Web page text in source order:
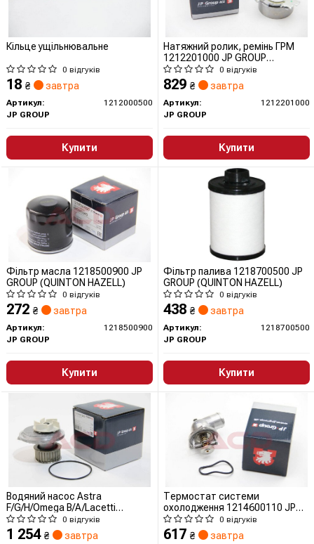
Кільце ущільнювальне
0 відгуків
18 ₴ завтра
Артикул:
1212000500
JP GROUP
Купити
Натяжний ролик, ремінь ГРМ
1212201000 JP GROUP
(QUINTON HAZELL)
0 відгуків
829 ₴ завтра
Артикул:
1212201000
JP GROUP
Купити
Фільтр масла 1218500900 JP
GROUP (QUINTON HAZELL)
0 відгуків
272 ₴ завтра
Артикул:
1218500900
JP GROUP
Купити
Фільтр палива 1218700500 JP
GROUP (QUINTON HAZELL)
0 відгуків
438 ₴ завтра
Артикул:
1218700500
JP GROUP
Купити
Водяний насос Astra
F/G/H/Omega B/A/Lacetti
1.7D/1.8/2.0 90-0 відгуків
1 254 ₴ завтра
Термостат системи
охолодження 1214600110 JP
GROUP (QUINTON HAZELL)
0 відгуків
617 ₴ завтра